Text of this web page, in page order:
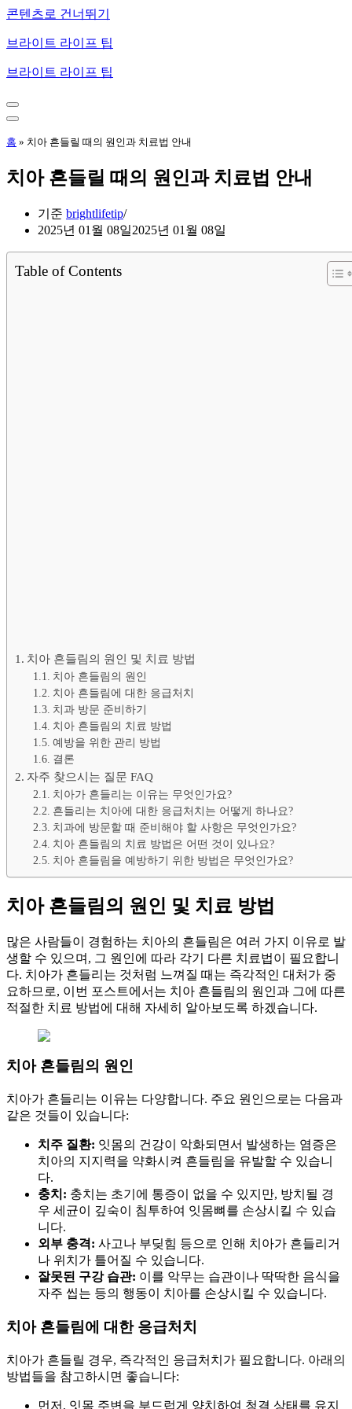
콘텐츠로 건너뛰기
브라이트 라이프 팁
브라이트 라이프 팁
내
비
게
션
메
내
비
이
션
홈 » 치아 흔들릴 때의 원인과 치료법 안내
치아 흔들릴 때의 원인과 치료법 안내
기준 brightlifetip
2025년 01월 08일2025년 01월 08일
Table of Contents
치아 흔들림의 원인 및 치료 방법
치아 흔들림의 원인
치아 흔들림에 대한 응급처치
치과 방문 준비하기
치아 흔들림의 치료 방법
예방을 위한 관리 방법
결론
자주 찾으시는 질문 FAQ
치아가 흔들리는 이유는 무엇인가요?
흔들리는 치아에 대한 응급처치는 어떻게 하나요?
치과에 방문할 때 준비해야 할 사항은 무엇인가요?
치아 흔들림의 치료 방법은 어떤 것이 있나요?
치아 흔들림을 예방하기 위한 방법은 무엇인가요?
치아 흔들림의 원인 및 치료 방법
많은 사람들이 경험하는 치아의 흔들림은 여러 가지 이유로 발
생할 수 있으며, 그 원인에 따라 각기 다른 치료법이 필요합니
다. 치아가 흔들리는 것처럼 느껴질 때는 즉각적인 대처가 중
요하므로, 이번 포스트에서는 치아 흔들림의 원인과 그에 따른
적절한 치료 방법에 대해 자세히 알아보도록 하겠습니다.
치아 흔들림의 원인
치아가 흔들리는 이유는 다양합니다. 주요 원인으로는 다음과
같은 것들이 있습니다:
치주 질환: 잇몸의 건강이 악화되면서 발생하는 염증은
치아의 지지력을 약화시켜 흔들림을 유발할 수 있습니
다.
충치: 충치는 초기에 통증이 없을 수 있지만, 방치될 경
우 세균이 깊숙이 침투하여 잇몸뼈를 손상시킬 수 있습
니다.
외부 충격: 사고나 부딪힘 등으로 인해 치아가 흔들리거
나 위치가 틀어질 수 있습니다.
잘못된 구강 습관: 이를 악무는 습관이나 딱딱한 음식을
자주 씹는 등의 행동이 치아를 손상시킬 수 있습니다.
치아 흔들림에 대한 응급처치
치아가 흔들릴 경우, 즉각적인 응급처치가 필요합니다. 아래의
방법들을 참고하시면 좋습니다:
먼저, 잇몸 주변을 부드럽게 양치하여 청결 상태를 유지